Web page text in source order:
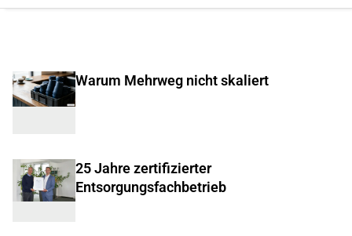
Warum Mehrweg nicht skaliert
25 Jahre zertifizierter
Entsorgungsfachbetrieb